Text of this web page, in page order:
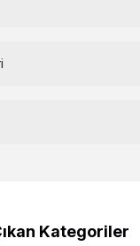
henüz soru
Kategoriler